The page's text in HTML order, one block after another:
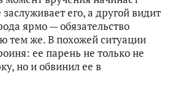
его, а другой видит
ярмо — обязательство
тем же. В похожей ситуации
ее парень не только не
но и обвинил ее в